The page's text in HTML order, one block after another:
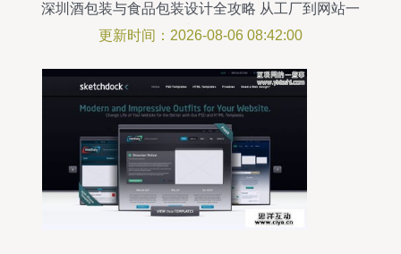
深圳酒包装与食品包装设计全攻略 从工厂到网站一
站解析
更新时间：2026-08-06 08:42:00